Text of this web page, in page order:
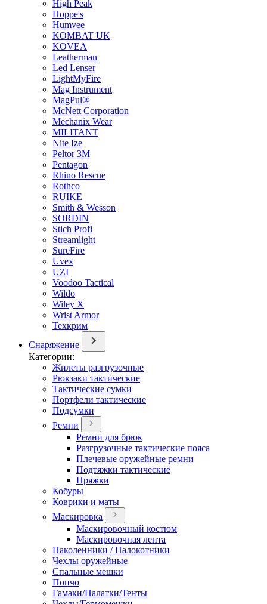
High Peak
Hoppe's
Humvee
KOMBAT UK
KOVEA
Leatherman
Led Lenser
LightMyFire
Mag Instrument
MagPul®
McNett Corporation
Mechanix Wear
MILITANT
Nite Ize
Peltor 3M
Pentagon
Rhino Rescue
Rothco
RUIKE
Smith & Wesson
SORDIN
Stich Profi
Streamlight
SureFire
Uvex
UZI
Voodoo Tactical
Wildo
Wiley X
Wrist Armor
Техкрим
Снаряжение
Категории:
Жилеты разгрузочные
Рюкзаки тактические
Тактические сумки
Портфели тактические
Подсумки
Ремни
Ремни для брюк
Разгрузочные тактические пояса
Плечевые оружейные ремни
Подтяжки тактические
Пряжки
Кобуры
Коврики и маты
Маскировка
Маскировочный костюм
Маскировочная лента
Наколенники / Налокотники
Чехлы оружейные
Спальные мешки
Пончо
Гамаки/Палатки/Тенты